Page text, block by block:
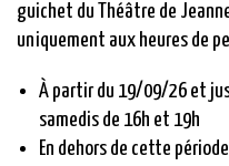
guichet du Théâtre de
uniquement aux heures de
À partir du 19/09/26 et
samedis de 16h et 19h
En dehors de cette